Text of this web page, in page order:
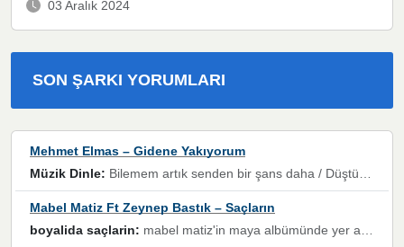
03 Aralık 2024
SON ŞARKI YORUMLARI
Mehmet Elmas – Gidene Yakıyorum
Müzik Dinle: Bilemem artık senden bir şans daha / Düştüğün zaman ben olmayacağım yanında” dizeleri, artık geçmişin tekrarına izin verilmeyeceğini, kişisel sınırların çizildiğini gösteriyor.
Mabel Matiz Ft Zeynep Bastık – Saçların
boyalida saçlarin: mabel matiz'in maya albümünde yer alan güzellerden. parça da şarkı hani! müzikal altyapısına vurulduğum, sözlerinde kaybolduğum bir parça olmuş.